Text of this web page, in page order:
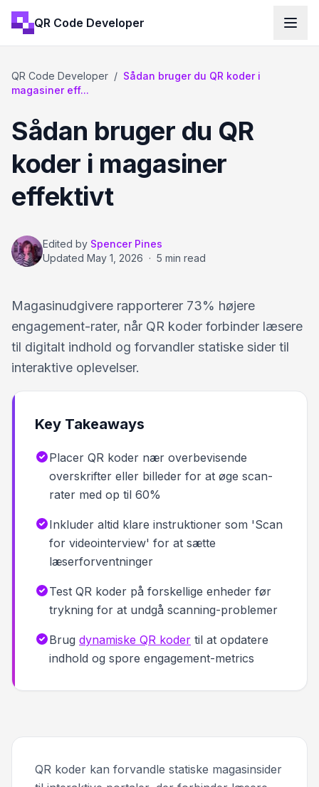
QR Code Developer
QR Code Developer / Sådan bruger du QR koder i
magasiner eff...
Sådan bruger du QR
koder i magasiner
effektivt
Edited by Spencer Pines
Updated May 1, 2026 · 5 min read
Magasinudgivere rapporterer 73% højere
engagement-rater, når QR koder forbinder læsere
til digitalt indhold og forvandler statiske sider til
interaktive oplevelser.
Key Takeaways
Placer QR koder nær overbevisende
overskrifter eller billeder for at øge scan-
rater med op til 60%
Inkluder altid klare instruktioner som 'Scan
for videointerview' for at sætte
læserforventninger
Test QR koder på forskellige enheder før
trykning for at undgå scanning-problemer
Brug dynamiske QR koder til at opdatere
indhold og spore engagement-metrics
QR koder kan forvandle statiske magasinsider